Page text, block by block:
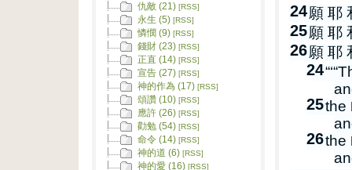
24願 耶
25願 耶
26願 耶
24
25the
26the
仇敵 (21) [RSS]
永生 (5) [RSS]
憐憫 (9) [RSS]
錢財 (23) [RSS]
正直 (14) [RSS]
宣告 (27) [RSS]
神的作為 (17) [RSS]
頌讚 (10) [RSS]
應許 (26) [RSS]
勸勉 (54) [RSS]
命令 (14) [RSS]
神的道 (6) [RSS]
神的愛 (16) [RSS]